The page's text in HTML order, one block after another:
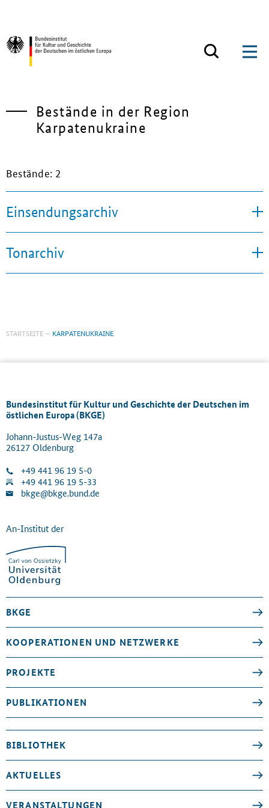
Bestände in der Region
Karpatenukraine
Bestände: 2
Einsendungsarchiv
Tonarchiv
STARTSEITE KARPATENUKRAINE
Bundesinstitut für Kultur und Geschichte der Deutschen im
östlichen Europa (BKGE)
Johann-Justus-Weg 147a
26127 Oldenburg
+49 441 96 19 5-0
+49 441 96 19 5-33
bkge@bkge.bund.de
An-Institut der
BKGE
KOOPERATIONEN UND NETZWERKE
PROJEKTE
PUBLIKATIONEN
BIBLIOTHEK
AKTUELLES
VERANSTALTUNGEN